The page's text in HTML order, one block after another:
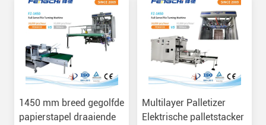
1450 mm breed gegolfde
papierstapel draaiende
Multilayer Palletizer
Elektrische palletstacker